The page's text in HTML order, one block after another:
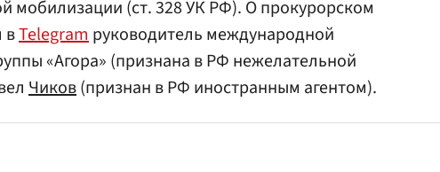
мобилизации (ст. 328 УК РФ). О прокурорском
вTelegramруководитель международной
«Агора» (признана в РФ нежелательной
Чиков(признан в РФ иностранным агентом).